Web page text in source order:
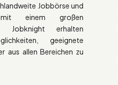
Jobbörse und
einem großen
Jobknight erhalten
geeignete
aus allen Bereichen zu